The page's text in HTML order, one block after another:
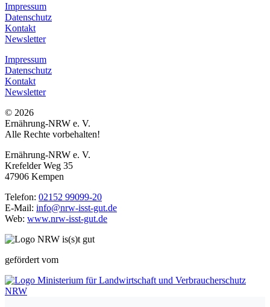
Impressum
Datenschutz
Kontakt
Newsletter
Impressum
Datenschutz
Kontakt
Newsletter
© 2026
Ernährung-NRW e. V.
Alle Rechte vorbehalten!
Ernährung-NRW e. V.
Krefelder Weg 35
47906 Kempen
Telefon: 02152 99099-20
E-Mail: info@nrw-isst-gut.de
Web: www.nrw-isst-gut.de
gefördert vom